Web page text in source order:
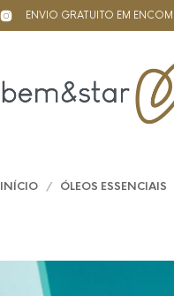
ENVIO GRATUITO EM
INÍCIO / ÓLEOS ESSENCIAIS